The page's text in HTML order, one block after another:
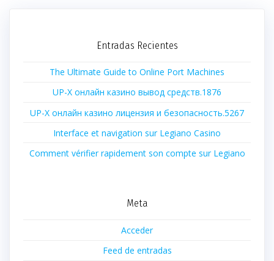
Entradas Recientes
The Ultimate Guide to Online Port Machines
UP-X онлайн казино вывод средств.1876
UP-X онлайн казино лицензия и безопасность.5267
Interface et navigation sur Legiano Casino
Comment vérifier rapidement son compte sur Legiano
Meta
Acceder
Feed de entradas